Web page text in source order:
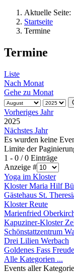
Aktuelle Seite:
Startseite
Termine
Termine
Liste
Nach Monat
Gehe zu Monat
Vorheriges Jahr
2025
Nächstes Jahr
Es wurden keine
Limite der
1 - 0 / 0 Einträge
Anzeige #
Yoga im Kloster
Kloster Maria Hilf
Gästehaus St.
Kloster Reute
Marienfried
Kapuziner-Kloster
Schönstattzentrum
Drei Lilien Werbach
Goldenes Fass
Alle Kategorien ...
Events aller